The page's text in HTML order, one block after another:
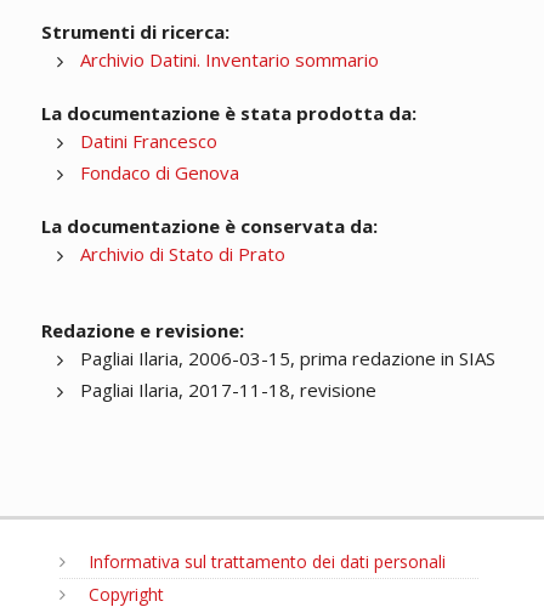
Strumenti di ricerca:
Archivio Datini. Inventario sommario
La documentazione è stata prodotta da:
Datini Francesco
Fondaco di Genova
La documentazione è conservata da:
Archivio di Stato di Prato
Redazione e revisione:
Pagliai Ilaria, 2006-03-15, prima redazione in SIAS
Pagliai Ilaria, 2017-11-18, revisione
Informativa sul trattamento dei dati personali
Copyright